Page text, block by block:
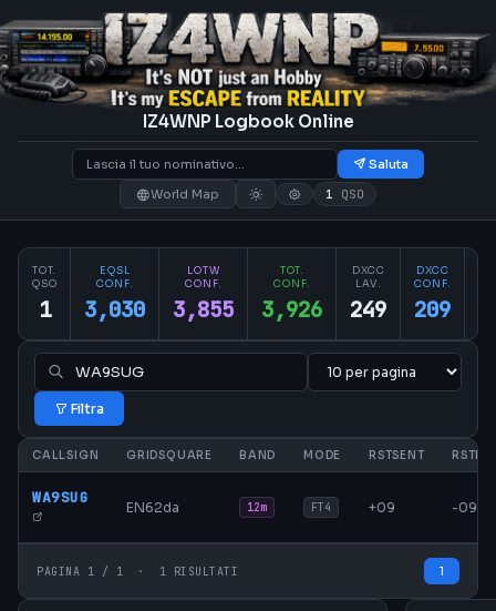
IZ4WNP Logbook Online
Saluta
World Map
1 QSO
TOT.
QSO
1
EQSL
CONF.
3,030
LOTW
CONF.
3,855
TOT.
CONF.
3,926
DXCC
LAV.
249
DXCC
CONF.
209
Filtra
CALLSIGN GRIDSQUARE BAND MODE RSTSENT
WA9SUG
EN62da 12m FT4 +09 -09
PAGINA 1 / 1 · 1 RISULTATI 1